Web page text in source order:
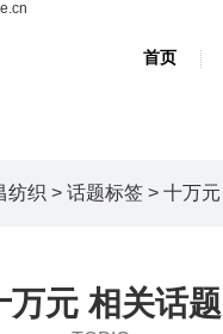
首页
纺织 > 话题标签 > 十万元
万元 相关话题